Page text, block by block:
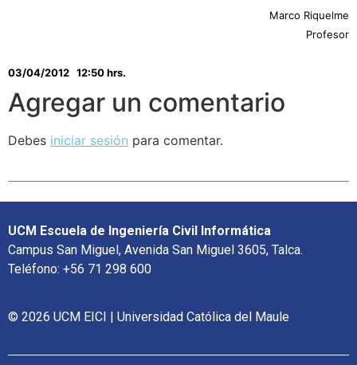
Marco Riquelme
Profesor
03/04/2012 12:50 hrs.
Agregar un comentario
Debes iniciar sesión para comentar.
UCM Escuela de Ingeniería Civil Informática
Campus San Miguel, Avenida San Miguel 3605, Talca.
Teléfono: +56 71 298 600
© 2026 UCM EICI | Universidad Católica del Maule